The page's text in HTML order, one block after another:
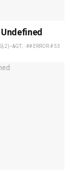
&GT; : ## ERROR # 53